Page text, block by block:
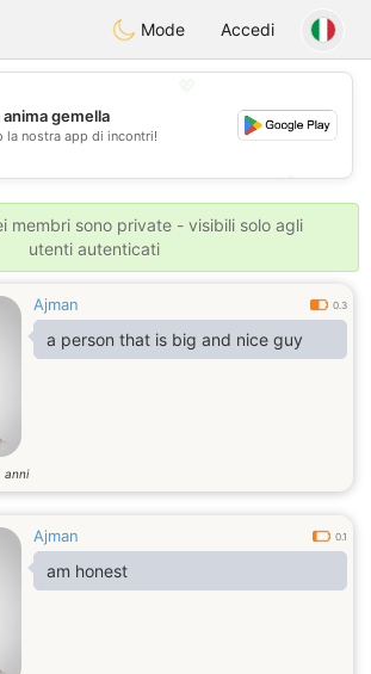
KuwaitChat
Mode Accedi
💕
💕
anima gemella
la nostra app di incontri!
membri sono private - visibili solo agli
utenti autenticati
Ajman 0.3
a person that is big and nice guy
anni
Ajman 0.1
am honest